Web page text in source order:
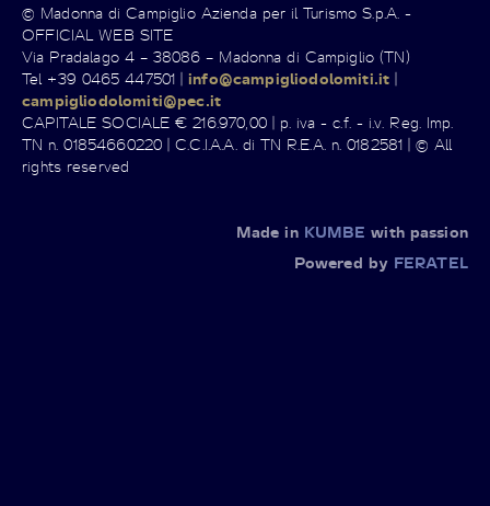
© Madonna di Campiglio Azienda per il Turismo S.p.A. -
OFFICIAL WEB SITE
Via Pradalago 4 – 38086 – Madonna di Campiglio (TN)
Tel +39 0465 447501 |info@campigliodolomiti.it |
campigliodolomiti@pec.it
CAPITALE SOCIALE € 216.970,00 | p. iva - c.f. - i.v. Reg. Imp.
TN n. 01854660220 | C.C.I.A.A. di TN R.E.A. n. 0182581 | © All
rights reserved
Made in KUMBE with passion
Powered by FERATEL